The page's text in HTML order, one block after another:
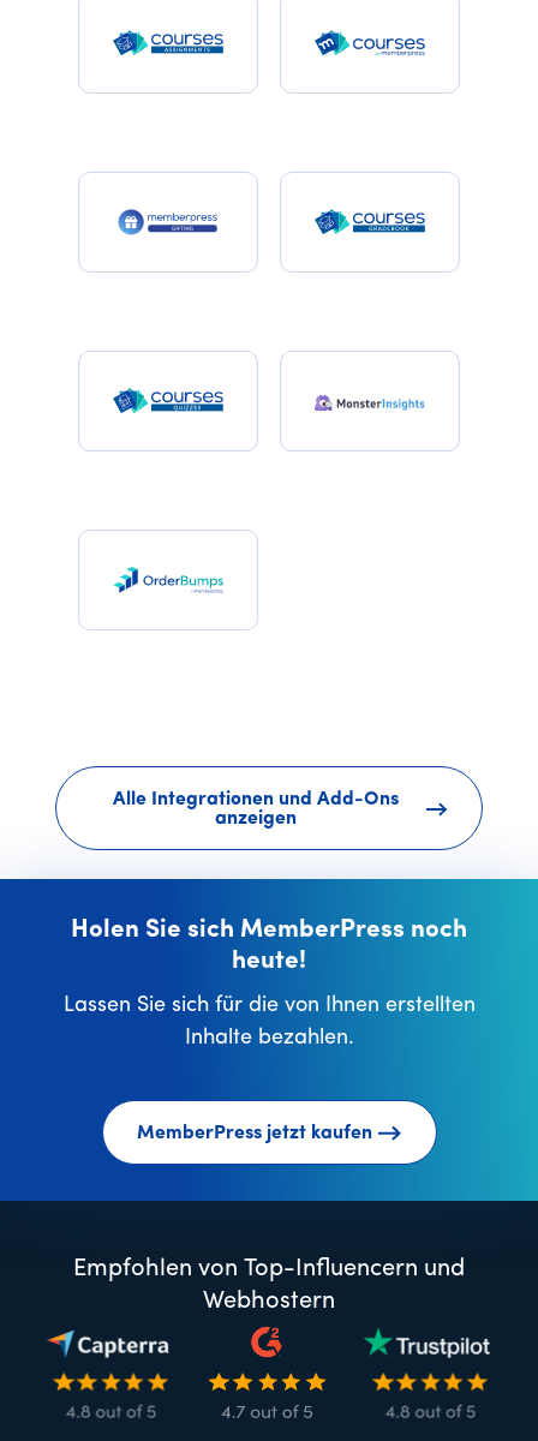
Alle Integrationen und Add-Ons
anzeigen
Holen Sie sich MemberPress noch
heute!
Lassen Sie sich für die von Ihnen erstellten
Inhalte bezahlen.
MemberPress jetzt kaufen
Empfohlen von Top-Influencern und
Webhostern